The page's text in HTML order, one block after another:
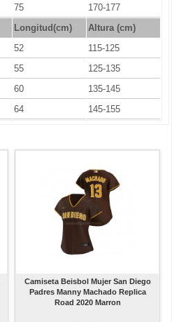
75
170-177
Longitud(cm)
Altura (cm)
52
115-125
55
125-135
60
135-145
64 145-155
Camiseta Beisbol Mujer San Diego
Padres Manny Machado Replica
Road 2020 Marron